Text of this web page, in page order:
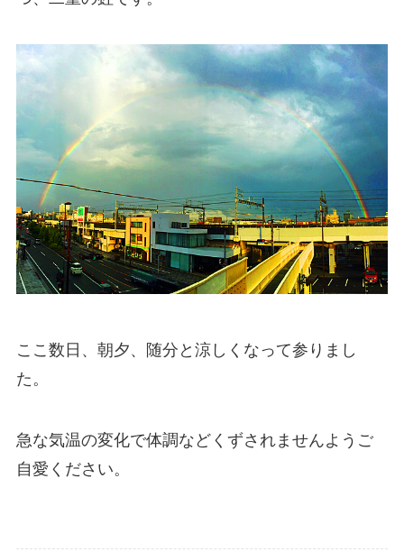
ここ数日、朝夕、随分と涼しくなって参りまし
た。
急な気温の変化で体調などくずされませんようご
自愛ください。